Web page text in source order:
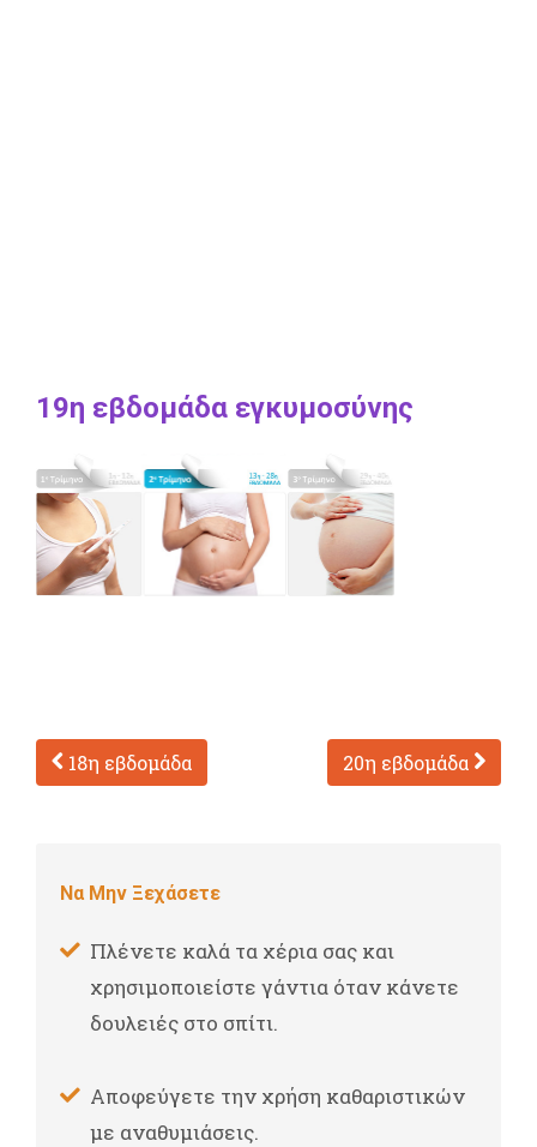
19η εβδομάδα εγκυμοσύνης
18η εβδομάδα 20η εβδομάδα
Να Μην Ξεχάσετε
Πλένετε καλά τα χέρια σας και
χρησιμοποιείστε γάντια όταν κάνετε
δουλειές στο σπίτι.
Αποφεύγετε την χρήση καθαριστικών
με αναθυμιάσεις.